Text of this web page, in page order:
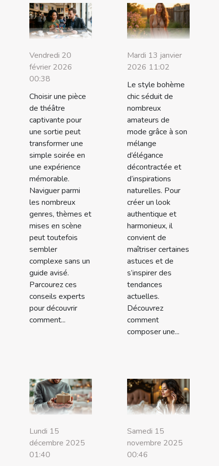
Vendredi 20
février 2026
00:38
Choisir une pièce
de théâtre
captivante pour
une sortie peut
transformer une
simple soirée en
une expérience
mémorable.
Naviguer parmi
les nombreux
genres, thèmes et
mises en scène
peut toutefois
sembler
complexe sans un
guide avisé.
Parcourez ces
conseils experts
pour découvrir
comment...
Mardi 13 janvier
2026 11:02
Le style bohème
chic séduit de
nombreux
amateurs de
mode grâce à son
mélange
d’élégance
décontractée et
d’inspirations
naturelles. Pour
créer un look
authentique et
harmonieux, il
convient de
maîtriser certaines
astuces et de
s’inspirer des
tendances
actuelles.
Découvrez
comment
composer une...
Lundi 15
décembre 2025
01:40
Samedi 15
novembre 2025
00:46